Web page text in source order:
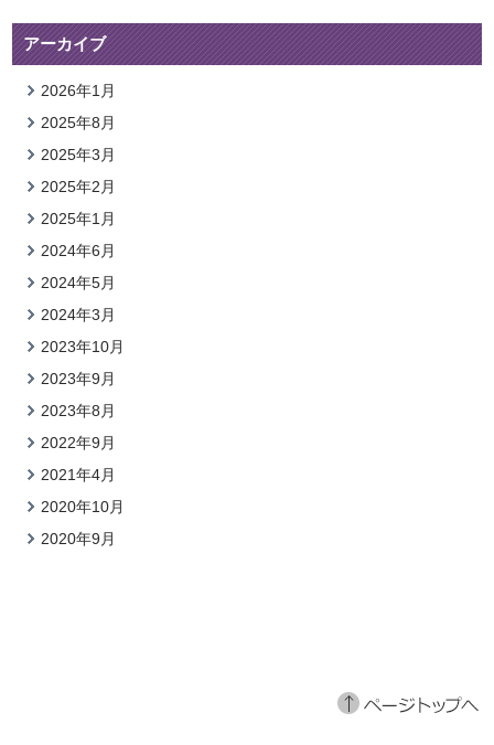
アーカイブ
2026年1月
2025年8月
2025年3月
2025年2月
2025年1月
2024年6月
2024年5月
2024年3月
2023年10月
2023年9月
2023年8月
2022年9月
2021年4月
2020年10月
2020年9月